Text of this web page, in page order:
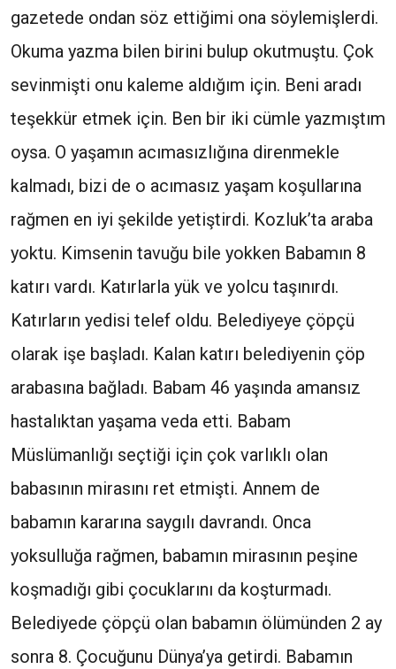
gazetede ondan söz ettiğimi ona söylemişlerdi.
Okuma yazma bilen birini bulup okutmuştu. Çok
sevinmişti onu kaleme aldığım için. Beni aradı
teşekkür etmek için. Ben bir iki cümle yazmıştım
oysa. O yaşamın acımasızlığına direnmekle
kalmadı, bizi de o acımasız yaşam koşullarına
rağmen en iyi şekilde yetiştirdi. Kozluk’ta araba
yoktu. Kimsenin tavuğu bile yokken Babamın 8
katırı vardı. Katırlarla yük ve yolcu taşınırdı.
Katırların yedisi telef oldu. Belediyeye çöpçü
olarak işe başladı. Kalan katırı belediyenin çöp
arabasına bağladı. Babam 46 yaşında amansız
hastalıktan yaşama veda etti. Babam
Müslümanlığı seçtiği için çok varlıklı olan
babasının mirasını ret etmişti. Annem de
babamın kararına saygılı davrandı. Onca
yoksulluğa rağmen, babamın mirasının peşine
koşmadığı gibi çocuklarını da koşturmadı.
Belediyede çöpçü olan babamın ölümünden 2 ay
sonra 8. Çocuğunu Dünya’ya getirdi. Babamın